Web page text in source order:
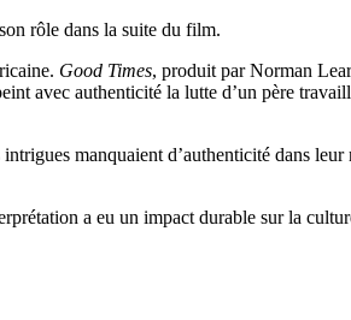
rôle dans la suite du film.
Good Times, produit par Norman
avec authenticité la lutte d’un père
manquaient d’authenticité dans leur
a eu un impact durable sur la